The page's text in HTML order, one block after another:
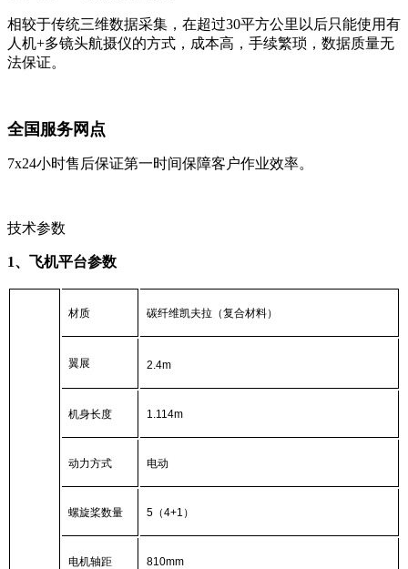
相较于传统三维数据采集，在超过30平方公里以后只能使用有
人机+多镜头航摄仪的方式，成本高，手续繁琐，数据质量无
法保证。
全国服务网点
7x24小时售后保证第一时间保障客户作业效率。
技术参数
1、飞机平台参数
材质 碳纤维凯夫拉（复合材料）
翼展 2.4m
机身长度 1.114m
动力方式 电动
螺旋桨数量 5 （4+1）
电机轴距 810mm